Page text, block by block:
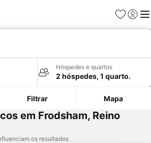
Favoritos
Iniciar
Hóspedes e quartos
2 hóspedes, 1 quarto.
Filtrar Mapa
em Frodsham, Reino
os resultados